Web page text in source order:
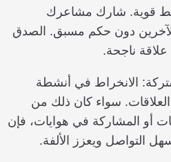
قوية. شارك مشاعرك
دون حكم مسبق. الصدق
ناجحة.
الانخراط في أنشطة
سواء كان ذلك من
أو المشاركة في هوايات، فإن
التواصل ويعزز الألفة.